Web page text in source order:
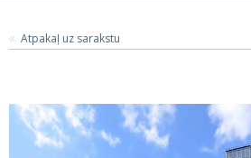
Atpakaļ uz sarakstu